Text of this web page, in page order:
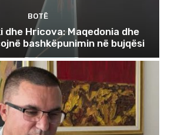
BOTË
dhe Hricova: Maqedonia dhe
bashkëpunimin në bujqësi